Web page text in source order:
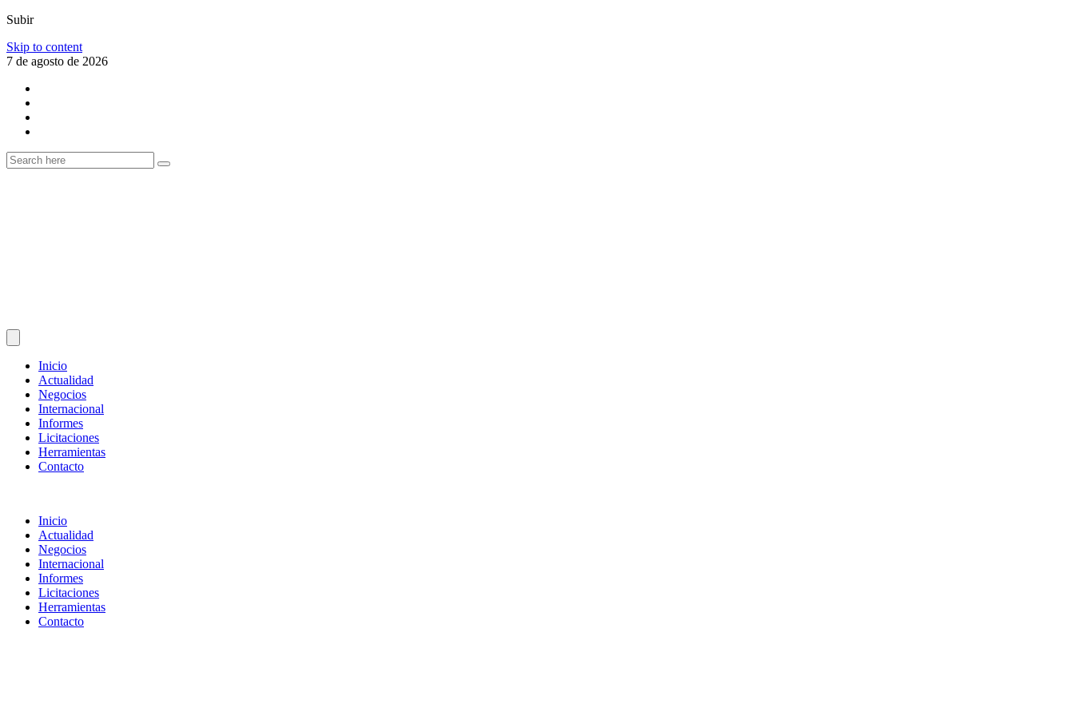
Subir
Skip to content
7 de agosto de 2026
Inicio
Actualidad
Negocios
Internacional
Informes
Licitaciones
Herramientas
Contacto
Inicio
Actualidad
Negocios
Internacional
Informes
Licitaciones
Herramientas
Contacto